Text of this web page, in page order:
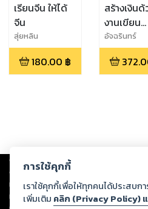
เรียนจีน ให้ได้
จีน
สุ่ยหลิน
180.00 ฿
สร้างเงินด้
งานเขียน
amazon
kindle
อัจฉรินทร์
Copyright © 2026
ต่อผลงานหรือเนื้อหาใดที่อัปโหลดผ่านเว็บไซ
ทรัพย์สินทางปัญญาของบุคคลอื่นหรือขัดต่อ
ทุกท่านโปรดใช้วิจารณญาณในการกลั่นกรอ
การใช้คุกกี้
เราใช้คุกกี้เพื่อให้ทุกคนได้ประสบ
เพิ่มเติม คลิก (Privacy Policy)